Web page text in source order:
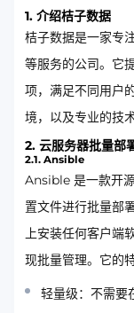
1. 介绍桔子数据
桔子数据是一家专
等服务的公司。它
项，满足不同用户
境，以及专业的技
2. 云服务器批量部
2.1. Ansible
Ansible 是一款开
置文件进行批量部
上安装任何客户端
现批量管理。它的
轻量级：不需要